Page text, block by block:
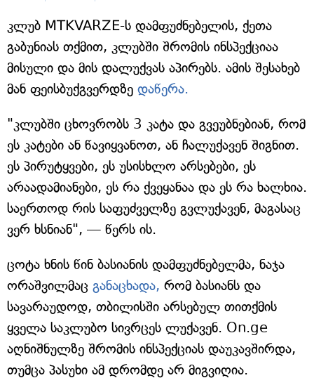
კლუბ MTKVARZE-ს დამფუძნებელის, ქეთა
გაბუნიას თქმით, კლუბში შრომის ინსპექციაა
მისული და მის დალუქვას აპირებს. ამის შესახებ
მან ფეისბუქგვერდზე დაწერა.
"კლუბში ცხოვრობს 3 კატა და გვეუბნებიან, რომ
ეს კატები ან წავიყვანოთ, ან ჩალუქავენ შიგნით.
ეს პირუტყვები, ეს უსისხლო არსებები, ეს
არაადამიანები, ეს რა ქვეყანაა და ეს რა ხალხია.
საერთოდ რის საფუძველზე გვლუქავენ, მაგასაც
ვერ ხსნიან", — წერს ის.
ცოტა ხნის წინ ბასიანის დამფუძნებელმა, ნაჯა
ორაშვილმაც განაცხადა, რომ ბასიანს და
სავარაუდოდ, თბილისში არსებულ თითქმის
ყველა საკლუბო სივრცეს ლუქავენ. On.ge
აღნიშნულზე შრომის ინსპექციას დაუკავშირდა,
თუმცა პასუხი ამ დრომდე არ მიგვიღია.